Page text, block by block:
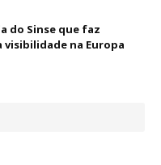
do Sinse que faz
na Europa